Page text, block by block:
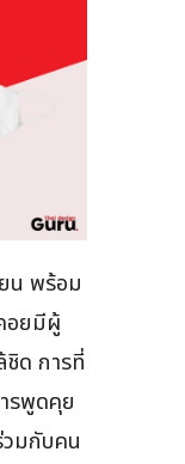
น พร้อม
อยมีผู้
ด การที่
รพูดคุย
วมกับคน